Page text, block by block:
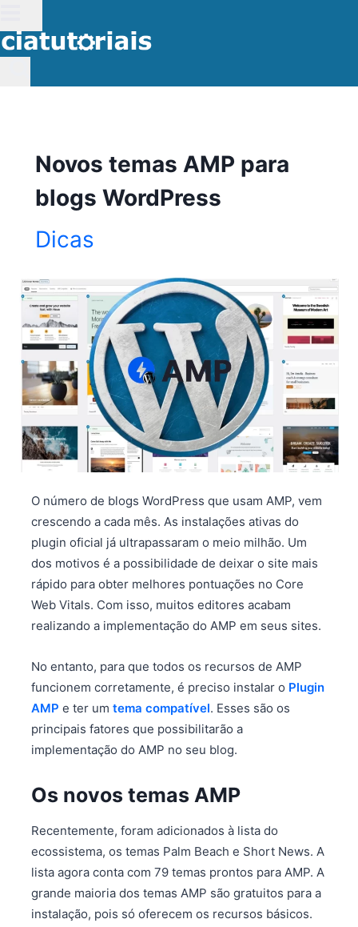
para
o
Novos temas AMP para
blogs WordPress
Dicas
O número de blogs WordPress que usam AMP, vem
crescendo a cada mês. As instalações ativas do
plugin oficial já ultrapassaram o meio milhão. Um
dos motivos é a possibilidade de deixar o site mais
rápido para obter melhores pontuações no Core
Web Vitals. Com isso, muitos editores acabam
realizando a implementação do AMP em seus sites.
No entanto, para que todos os recursos de AMP
funcionem corretamente, é preciso instalar o Plugin
AMP e ter um tema compatível. Esses são os
principais fatores que possibilitarão a
implementação do AMP no seu blog.
Os novos temas AMP
Recentemente, foram adicionados à lista do
ecossistema, os temas Palm Beach e Short News. A
lista agora conta com 79 temas prontos para AMP. A
grande maioria dos temas AMP são gratuitos para a
instalação, pois só oferecem os recursos básicos.